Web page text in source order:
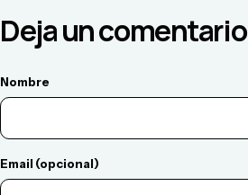
Deja un comentario
Nombre
Email (opcional)